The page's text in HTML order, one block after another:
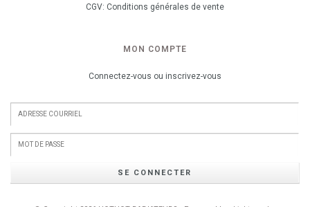
CGV: Conditions générales de vente
MON COMPTE
Connectez-vous ou inscrivez-vous
SE CONNECTER